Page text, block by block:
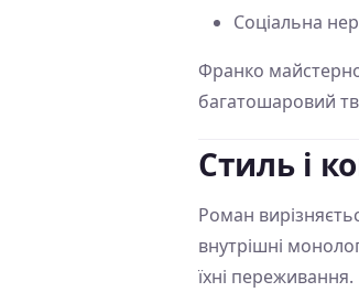
Соціальна
Франко
багатошаровий
Стиль і
Роман
внутрішні
їхні переживання.